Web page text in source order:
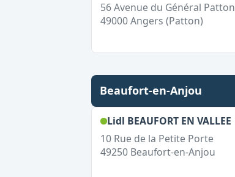
56 Avenue du Général Patton
49000 Angers (Patton)
Beaufort-en-Anjou
Lidl BEAUFORT EN VALLEE,
10 Rue de la Petite Porte
49250 Beaufort-en-Anjou